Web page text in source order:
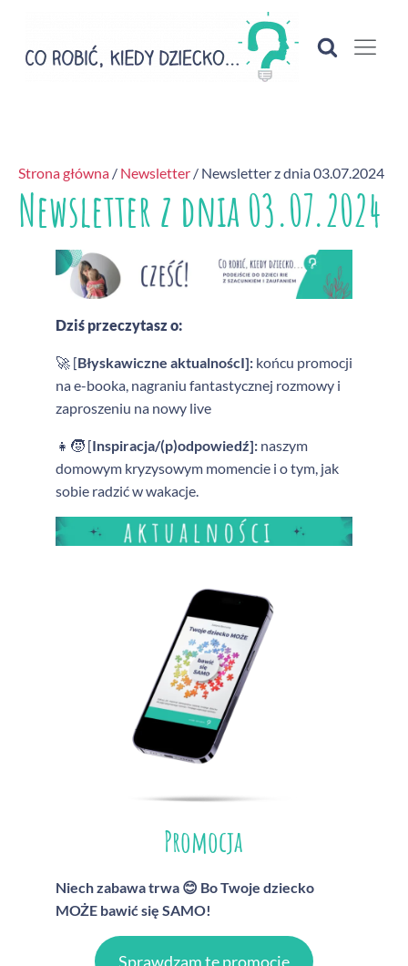
Strona główna / Newsletter / Newsletter z dnia 03.07.2024
Newsletter z dnia 03.07.2024
Dziś przeczytasz o:
🚀 [Błyskawiczne aktualnoścI]: końcu promocji
na e-booka, nagraniu fantastycznej rozmowy i
zaproszeniu na nowy live
👧🧒 [Inspiracja/(p)odpowiedź]: naszym
domowym kryzysowym momencie i o tym, jak
sobie radzić w wakacje.
Promocja
Niech zabawa trwa 😊 Bo Twoje dziecko
MOŻE bawić się SAMO!
Sprawdzam tę promocję